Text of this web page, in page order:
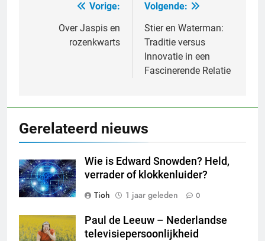
navigatie
Vorige:
Over Jaspis en
rozenkwarts
Volgende:
Stier en Waterman:
Traditie versus
Innovatie in een
Fascinerende Relatie
Gerelateerd nieuws
Wie is Edward Snowden? Held,
verrader of klokkenluider?
Tioh
1 jaar geleden 0
Paul de Leeuw – Nederlandse
televisiepersoonlijkheid